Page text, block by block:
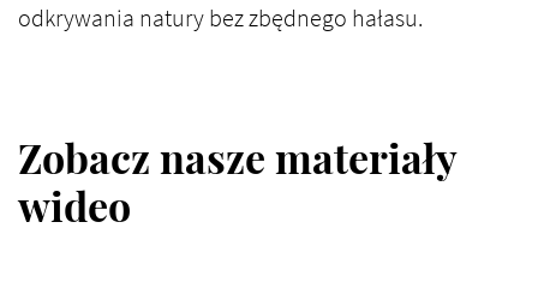
odkrywania natury bez zbędnego hałasu.
Zobacz nasze materiały
wideo